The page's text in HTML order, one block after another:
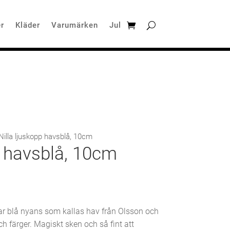
Kläder Varumärken Jul
ljuskopp havsblå, 10cm
10cm
blå nyans som kallas hav från Olsson och
färger. Magiskt sken och så fint att